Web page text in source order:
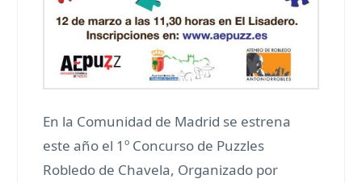
En la Comunidad de Madrid se estrena
este año el 1º Concurso de Puzzles
Robledo de Chavela, Organizado por